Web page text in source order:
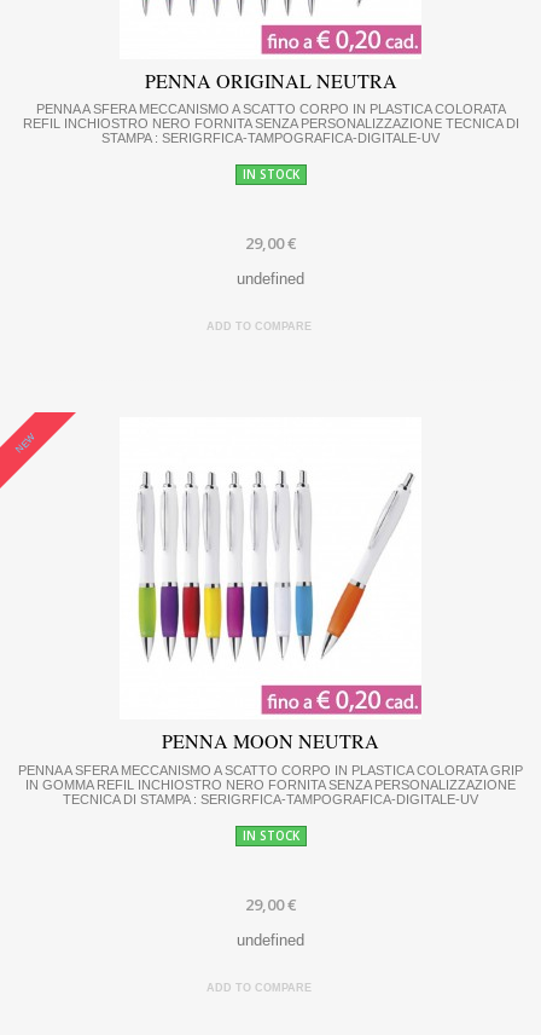
PENNA ORIGINAL NEUTRA
PENNA A SFERA MECCANISMO A SCATTO CORPO IN PLASTICA COLORATA
REFIL INCHIOSTRO NERO FORNITA SENZA PERSONALIZZAZIONE TECNICA DI
STAMPA : SERIGRFICA-TAMPOGRAFICA-DIGITALE-UV
IN STOCK
29,00 €
undefined
ADD TO COMPARE
NEW
PENNA MOON NEUTRA
PENNA A SFERA MECCANISMO A SCATTO CORPO IN PLASTICA COLORATA GRIP
IN GOMMA REFIL INCHIOSTRO NERO FORNITA SENZA PERSONALIZZAZIONE
TECNICA DI STAMPA : SERIGRFICA-TAMPOGRAFICA-DIGITALE-UV
IN STOCK
29,00 €
undefined
ADD TO COMPARE